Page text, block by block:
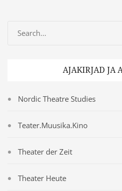
AJAKIRJAD JA
Nordic Theatre Studies
Teater.Muusika.Kino
Theater der Zeit
Theater Heute